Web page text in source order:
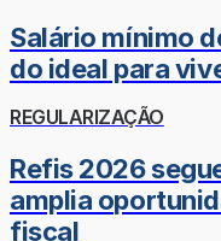
Salário mínimo
do ideal para
REGULARIZAÇÃO
Refis 2026
amplia
fiscal